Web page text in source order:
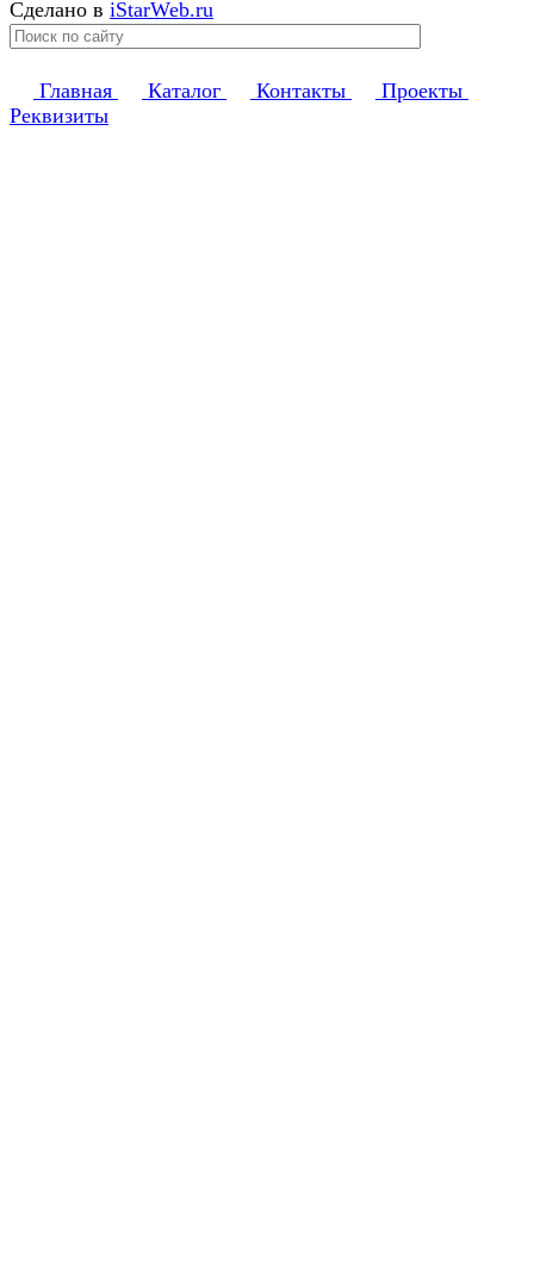
Сделано в iStarWeb.ru
Главная Каталог Контакты
Проекты
Реквизиты